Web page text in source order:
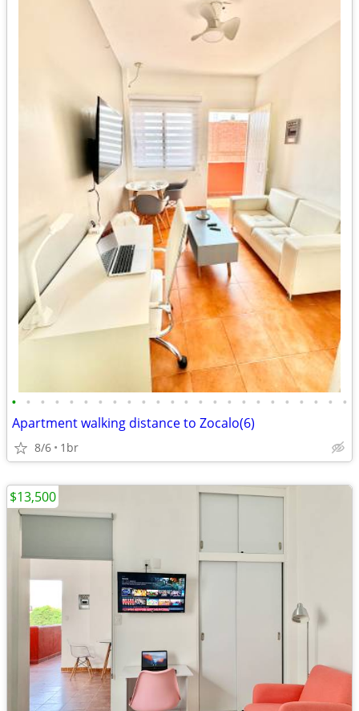
• • • • • • • • • • • • • • • • • • • • • • • •
Apartment walking distance to Zocalo(6)
8/6 1br
$13,500